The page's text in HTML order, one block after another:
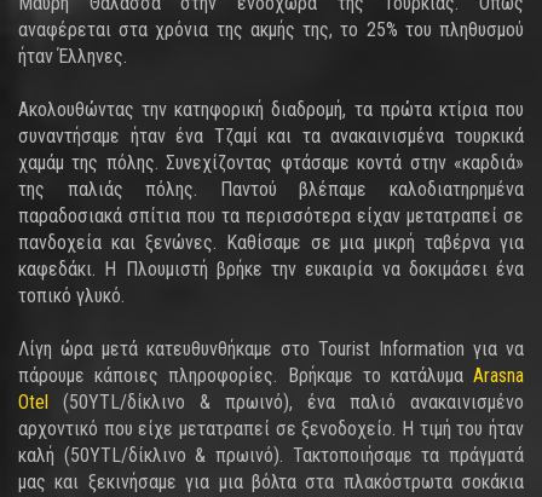
αναφέρεται στα χρόνια της ακμής της, το 25% του πληθυσμού
ήταν Έλληνες.
Ακολουθώντας την κατηφορική διαδρομή, τα πρώτα κτίρια που
συναντήσαμε ήταν ένα Τζαμί και τα ανακαινισμένα τουρκικά
χαμάμ της πόλης. Συνεχίζοντας φτάσαμε κοντά στην «καρδιά»
της παλιάς πόλης. Παντού βλέπαμε καλοδιατηρημένα
παραδοσιακά σπίτια που τα περισσότερα είχαν μετατραπεί σε
πανδοχεία και ξενώνες. Καθίσαμε σε μια μικρή ταβέρνα για
καφεδάκι. Η Πλουμιστή βρήκε την ευκαιρία να δοκιμάσει ένα
τοπικό γλυκό.
Λίγη ώρα μετά κατευθυνθήκαμε στο Tourist Information για να
πάρουμε κάποιες πληροφορίες. Βρήκαμε το κατάλυμα Arasna
Otel (50YTL/δίκλινο & πρωινό), ένα παλιό ανακαινισμένο
αρχοντικό που είχε μετατραπεί σε ξενοδοχείο. Η τιμή του ήταν
καλή (50YTL/δίκλινο & πρωινό). Τακτοποιήσαμε τα πράγματά
μας και ξεκινήσαμε για μια βόλτα στα πλακόστρωτα σοκάκια